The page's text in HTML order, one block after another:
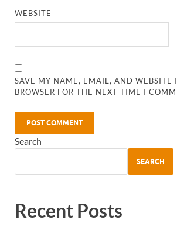
WEBSITE
SAVE MY NAME, EMAIL, AND WEBSITE
BROWSER FOR THE NEXT TIME I
Search
SEARCH
Recent Posts